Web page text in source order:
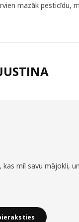
mazāk pesticīdu,
kas mīl savu mājokli,